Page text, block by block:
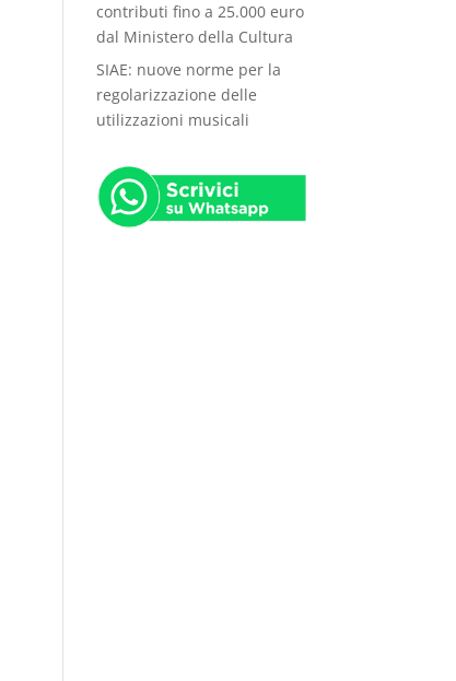
contributi fino a 25.000 euro
dal Ministero della Cultura
SIAE: nuove norme per la
regolarizzazione delle
utilizzazioni musicali